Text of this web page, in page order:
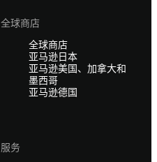
全球商店
全球商店
亚马逊日本
亚马逊美国、加拿大和
墨西哥
亚马逊德国
服务